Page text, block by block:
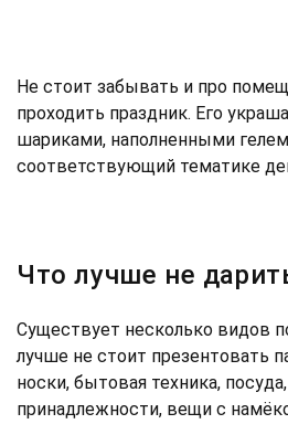
Не стоит забывать и про
проходить праздник. Его
шариками, наполненными
соответствующий тематике
Что лучше не
Существует несколько видов
лучше не стоит презентовать
носки, бытовая техника,
принадлежности, вещи с